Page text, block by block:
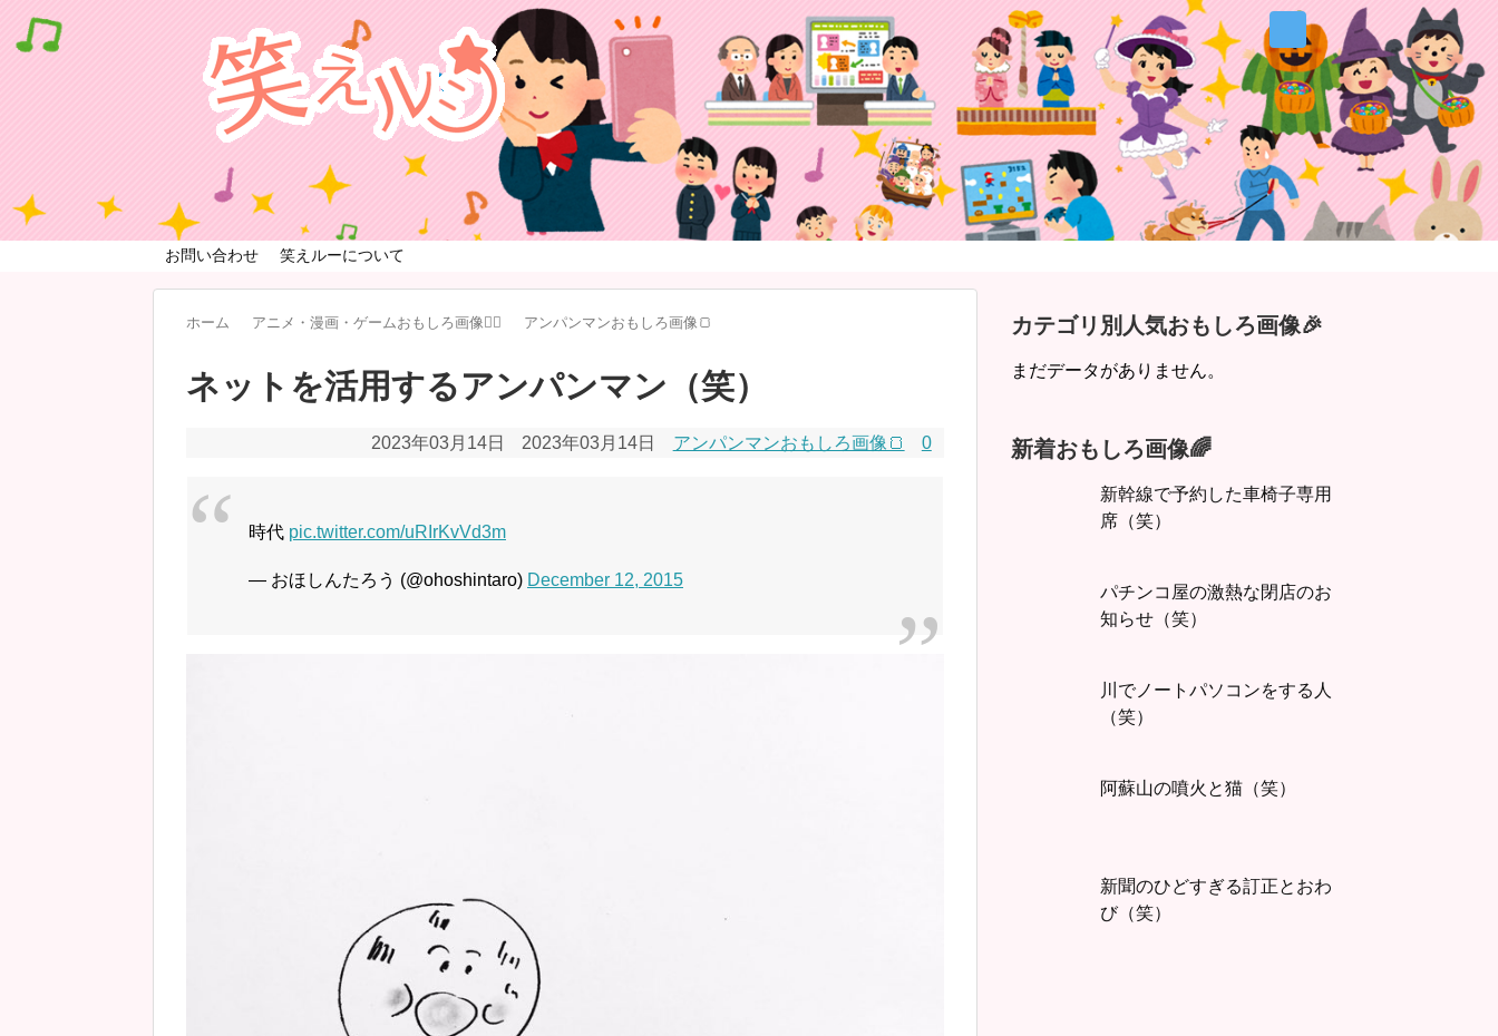
お問い合わせ 笑えルーについて
ホーム アニメ・漫画・ゲームおもしろ画像🧚‍♀️ アンパンマンおもしろ画像🍞
ネットを活用するアンパンマン（笑）
2023年03月14日 2023年03月14日 アンパンマンおもしろ画像🍞 0
時代 pic.twitter.com/uRIrKvVd3m
— おほしんたろう (@ohoshintaro) December 12, 2015
カテゴリ別人気おもしろ画像🎉
まだデータがありません。
新着おもしろ画像🌈
新幹線で予約した車椅子専用
席（笑）
パチンコ屋の激熱な閉店のお
知らせ（笑）
川でノートパソコンをする人
（笑）
阿蘇山の噴火と猫（笑）
新聞のひどすぎる訂正とおわ
び（笑）